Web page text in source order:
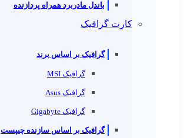
باندل مادربرد همراه پردازنده
کارت گرافیک
گرافیک بر اساس برند
گرافیک MSI
گرافیک Asus
گرافیک Gigabyte
گرافیک بر اساس سازنده چیپست